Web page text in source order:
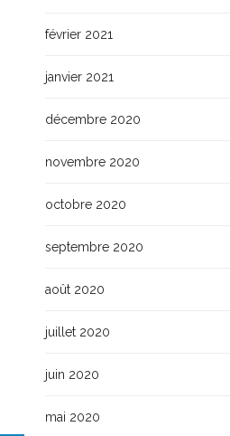
février 2021
janvier 2021
décembre 2020
novembre 2020
octobre 2020
septembre 2020
août 2020
juillet 2020
juin 2020
mai 2020